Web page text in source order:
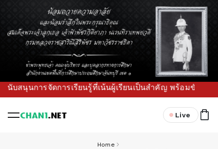
จัดการเรียนรู้ที่เน้นผู้เรียนเป็นสำคัญ พร้อมขับเคลื่อ
Live
Home